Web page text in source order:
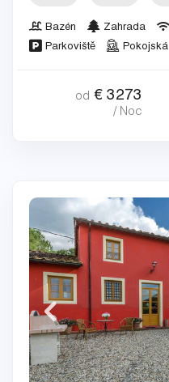
Bazén Zahrada
Parkoviště
Pokojská
od € 3273
/ Noc